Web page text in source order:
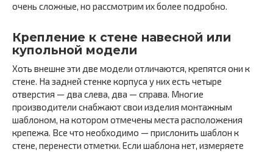
очень сложные, но рассмотрим их более подробно.
Крепление к стене навесной или
купольной модели
Хоть внешне эти две модели отличаются, крепятся они к
стене. На задней стенке корпуса у них есть четыре
отверстия — два слева, два — справа. Многие
производители снабжают свои изделия монтажным
шаблоном, на котором отмечены места расположения
крепежа. Все что необходимо — прислонить шаблон к
стене, перенести отметки. Если шаблона нет, измеряете